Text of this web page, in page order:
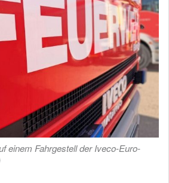
einem Fahrgestell der Iveco-Euro-